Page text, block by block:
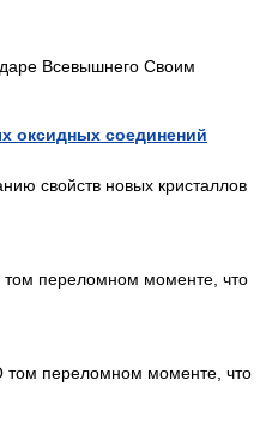
Всевышнего Своим
оксидных соединений
свойств новых кристаллов
том переломном моменте, что
том переломном моменте, что